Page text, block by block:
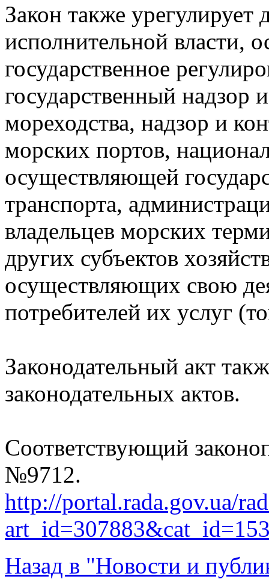
Закон также урегулирует
исполнительной власти,
государственное
государственный надзор
мореходства, надзор и
морских портов,
осуществляющей
транспорта,
владельцев морских
других субъектов
осуществляющих свою
потребителей их услуг
Законодательный акт
законодательных актов.
Соответствующий
№9712.
http://portal.rada.gov.ua/
Назад в "Новости и